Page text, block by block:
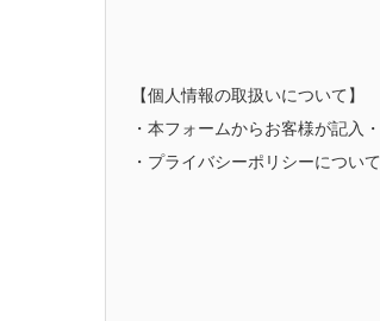
【個人情報の取扱いについて】
・本フォームからお客様が記入
・プライバシーポリシーについ